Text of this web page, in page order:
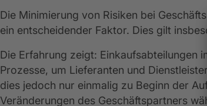
Die Minimierung von Risiken bei
ein entscheidender Faktor. Dies gilt
Die Erfahrung zeigt: Einkaufsabteilungen
Prozesse, um Lieferanten und
dies jedoch nur einmalig zu Beginn der
Veränderungen des Geschäftspartners